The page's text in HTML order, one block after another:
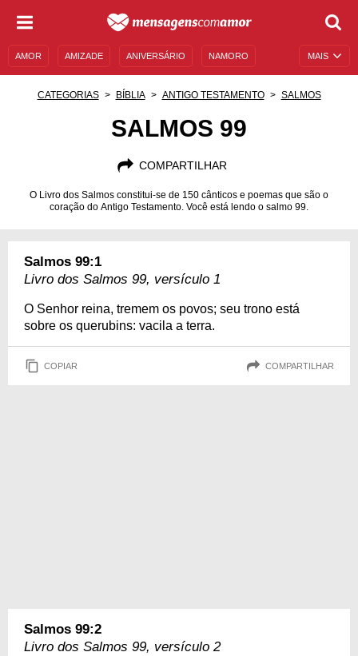
MAIS
AMOR AMIZADE ANIVERSÁRIO NAMORO
CATEGORIAS BÍBLIA ANTIGO TESTAMENTO SALMOS
SALMOS 99
COMPARTILHAR
O Livro dos Salmos constitui-se de 150 cânticos e poemas que são o
coração do Antigo Testamento. Você está lendo o salmo 99.
Salmos 99:1
Livro dos Salmos 99, versículo 1
O Senhor reina, tremem os povos; seu trono está
sobre os querubins: vacila a terra.
COPIAR COMPARTILHAR
Salmos 99:2
Livro dos Salmos 99, versículo 2